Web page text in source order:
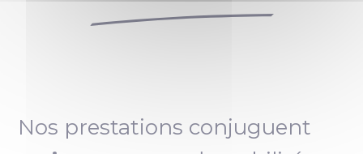
Nos prestations conjuguent